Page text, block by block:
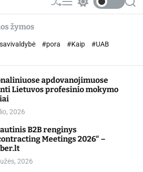
S
h
e
M
e w
h
o
r
S
e
žymos
#pora #Kaip
#UAB
apdovanojimuose
Lietuvos profesinio mokymo
2026
B2B renginys
Meetings 2026“ –
2026